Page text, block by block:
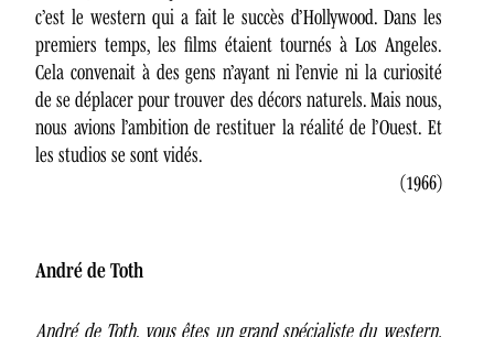
c’est le western qui a fait le succès d’Hollywood. Dans les
premiers temps, les films étaient tournés à Los Angeles.
Cela convenait à des gens n’ayant ni l’envie ni la curiosité
de se déplacer pour trouver des décors naturels. Mais nous,
nous avions l’ambition de restituer la réalité de l’Ouest. Et
les studios se sont vidés.
(1966)
André de Toth
André de Toth, vous êtes un grand spécialiste du western.